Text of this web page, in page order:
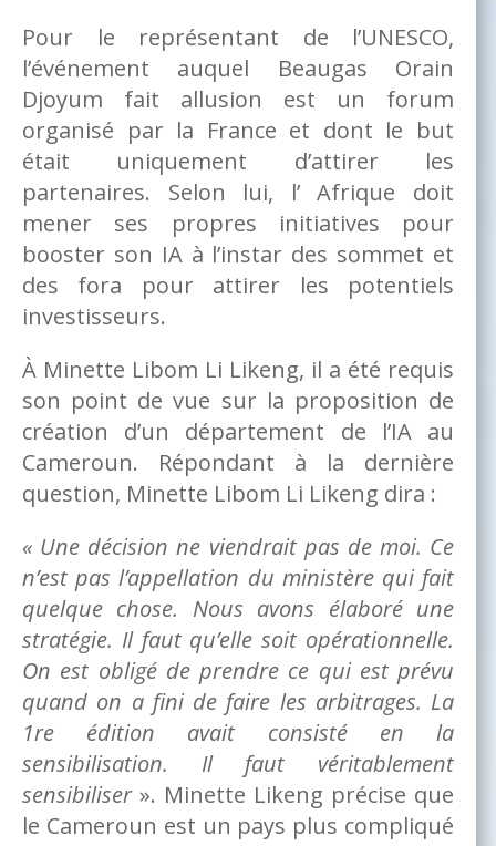
Pour le représentant de l’UNESCO,
l’événement auquel Beaugas Orain
Djoyum fait allusion est un forum
organisé par la France et dont le but
était uniquement d’attirer les
partenaires. Selon lui, l’ Afrique doit
mener ses propres initiatives pour
booster son IA à l’instar des sommet et
des fora pour attirer les potentiels
investisseurs.
À Minette Libom Li Likeng, il a été requis
son point de vue sur la proposition de
création d’un département de l’IA au
Cameroun. Répondant à la dernière
question, Minette Libom Li Likeng dira :
« Une décision ne viendrait pas de moi. Ce
n’est pas l’appellation du ministère qui fait
quelque chose. Nous avons élaboré une
stratégie. Il faut qu’elle soit opérationnelle.
On est obligé de prendre ce qui est prévu
quand on a fini de faire les arbitrages. La
1re édition avait consisté en la
sensibilisation. Il faut véritablement
sensibiliser». Minette Likeng précise que
le Cameroun est un pays plus compliqué